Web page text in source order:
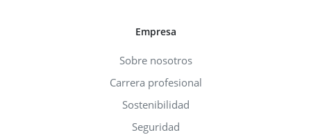
Empresa
Sobre nosotros
Carrera profesional
Sostenibilidad
Seguridad